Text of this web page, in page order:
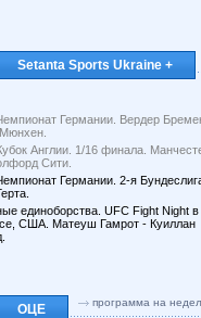
Setanta Sports Ukraine +
Германии. Вердер
Англии. 1/16 финала.
Сити.
Германии. 2-я
единоборства. UFC Fight Night в
США. Матеуш Гамрот - Куиллан
ОЦЕ программа на